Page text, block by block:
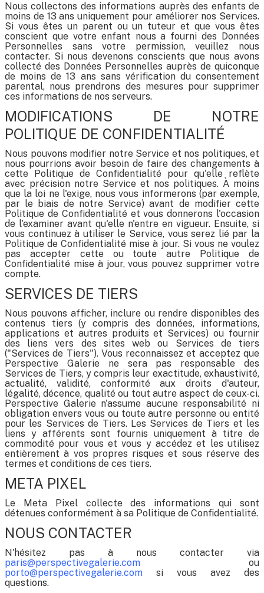
Nous collectons des informations auprès des enfants de
moins de 13 ans uniquement pour améliorer nos Services.
Si vous êtes un parent ou un tuteur et que vous êtes
conscient que votre enfant nous a fourni des Données
Personnelles sans votre permission, veuillez nous
contacter. Si nous devenons conscients que nous avons
collecté des Données Personnelles auprès de quiconque
de moins de 13 ans sans vérification du consentement
parental, nous prendrons des mesures pour supprimer
ces informations de nos serveurs.
MODIFICATIONS DE NOTRE
POLITIQUE DE CONFIDENTIALITÉ
Nous pouvons modifier notre Service et nos politiques, et
nous pourrions avoir besoin de faire des changements à
cette Politique de Confidentialité pour qu'elle reflète
avec précision notre Service et nos politiques. À moins
que la loi ne l'exige, nous vous informerons (par exemple,
par le biais de notre Service) avant de modifier cette
Politique de Confidentialité et vous donnerons l'occasion
de l'examiner avant qu'elle n'entre en vigueur. Ensuite, si
vous continuez à utiliser le Service, vous serez lié par la
Politique de Confidentialité mise à jour. Si vous ne voulez
pas accepter cette ou toute autre Politique de
Confidentialité mise à jour, vous pouvez supprimer votre
compte.
SERVICES DE TIERS
Nous pouvons afficher, inclure ou rendre disponibles des
contenus tiers (y compris des données, informations,
applications et autres produits et Services) ou fournir
des liens vers des sites web ou Services de tiers
("Services de Tiers"). Vous reconnaissez et acceptez que
Perspective Galerie ne sera pas responsable des
Services de Tiers, y compris leur exactitude, exhaustivité,
actualité, validité, conformité aux droits d'auteur,
légalité, décence, qualité ou tout autre aspect de ceux-ci.
Perspective Galerie n'assume aucune responsabilité ni
obligation envers vous ou toute autre personne ou entité
pour les Services de Tiers. Les Services de Tiers et les
liens y afférents sont fournis uniquement à titre de
commodité pour vous et vous y accédez et les utilisez
entièrement à vos propres risques et sous réserve des
termes et conditions de ces tiers.
META PIXEL
Le Meta Pixel collecte des informations qui sont
détenues conformément à sa Politique de Confidentialité.
NOUS CONTACTER
N'hésitez pas à nous contacter via
paris@perspectivegalerie.com ou
porto@perspectivegalerie.com si vous avez des
questions.